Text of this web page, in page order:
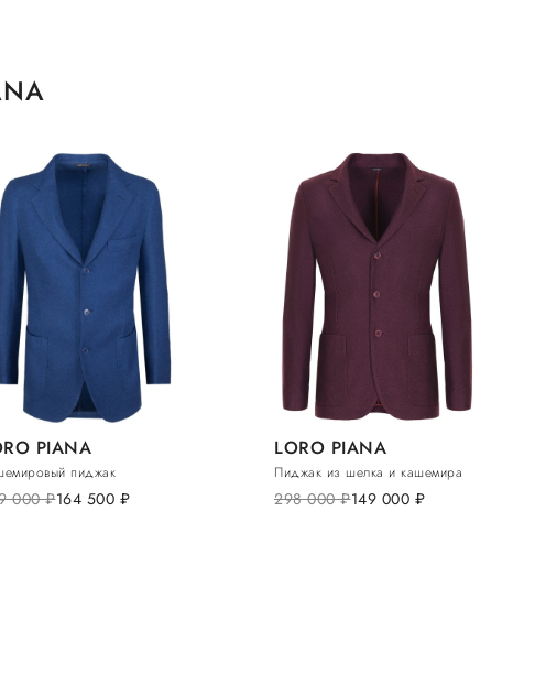
PIANA
пиджак
000руб.164 500 руб.
LORO PIANA
Пиджак из шелка и кашемира
298 000руб.149 000 руб.